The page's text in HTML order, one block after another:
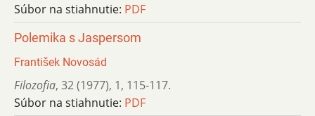
Súbor na stiahnutie: PDF
Polemika s Jaspersom
František Novosád
Filozofia, 32 (1977), 1, 115-117.
Súbor na stiahnutie: PDF